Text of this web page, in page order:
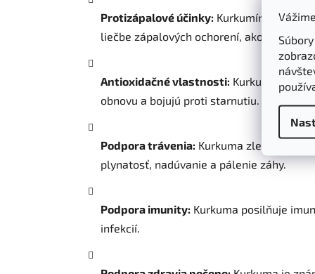
Protizápalové účinky: Kurkumín, aktívna
liečbe zápalových ochorení, ako sú
Antioxidačné vlastnosti: Kurkuma je
obnovu a bojujú proti starnutiu.
Podpora trávenia: Kurkuma zlepšuje
plynatosť, nadúvanie a pálenie záhy.
Podpora imunity: Kurkuma posilňuje
infekcií.